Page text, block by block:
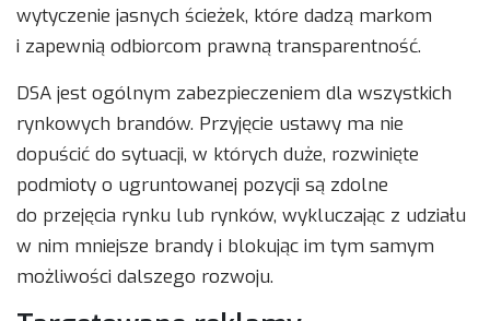
wytyczenie jasnych ścieżek, które dadzą markom
i zapewnią odbiorcom prawną transparentność.
DSA jest ogólnym zabezpieczeniem dla wszystkich
rynkowych brandów. Przyjęcie ustawy ma nie
dopuścić do sytuacji, w których duże, rozwinięte
podmioty o ugruntowanej pozycji są zdolne
do przejęcia rynku lub rynków, wykluczając z udziału
w nim mniejsze brandy i blokując im tym samym
możliwości dalszego rozwoju.